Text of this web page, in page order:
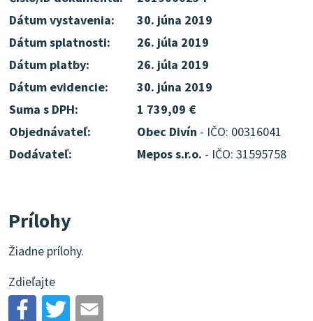
Dátum vystavenia:
30. júna 2019
Dátum splatnosti:
26. júla 2019
Dátum platby:
26. júla 2019
Dátum evidencie:
30. júna 2019
Suma s DPH:
1 739,09 €
Objednávateľ:
Obec Divín - IČO: 00316041
Dodávateľ:
Mepos s.r.o. - IČO: 31595758
Prílohy
Žiadne prílohy.
Zdieľajte